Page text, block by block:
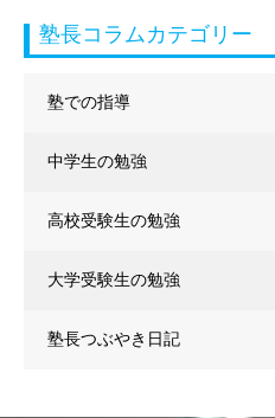
塾長コラムカテゴリー
塾での指導
中学生の勉強
高校受験生の勉強
大学受験生の勉強
塾長つぶやき日記